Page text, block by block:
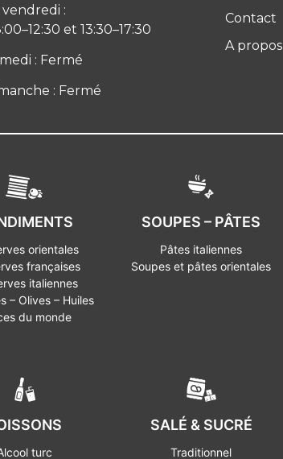
vendredi :
et 13:30–17:30
: Fermé
: Fermé
Contact
A propos
orientales
françaises
italiennes
– Olives – Huiles
du monde
SOUPES – PÂTES
Pâtes italiennes
Soupes et pâtes orientales
turc
SALÉ & SUCRÉ
Traditionnel